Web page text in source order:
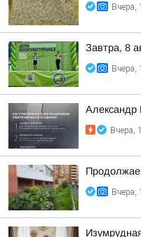
Вчера,
Завтра, 8
Вчера,
Александр
Вчера,
Вчера,